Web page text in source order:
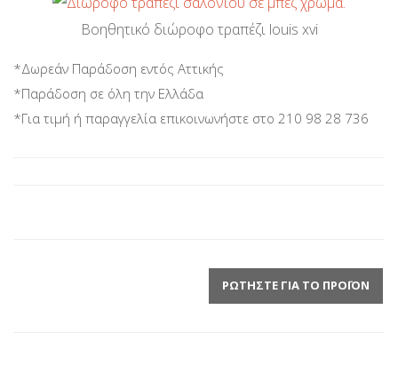
Βοηθητικό διώροφο τραπέζι louis xvi
*Δωρεάν Παράδοση εντός Αττικής
*Παράδοση σε όλη την Ελλάδα
*Για τιμή ή παραγγελία επικοινωνήστε στο 210 98 28 736
ΡΩΤΉΣΤΕ ΓΙΑ ΤΟ ΠΡΟΪΌΝ